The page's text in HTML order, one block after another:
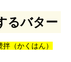
るバター
拌（かくはん）